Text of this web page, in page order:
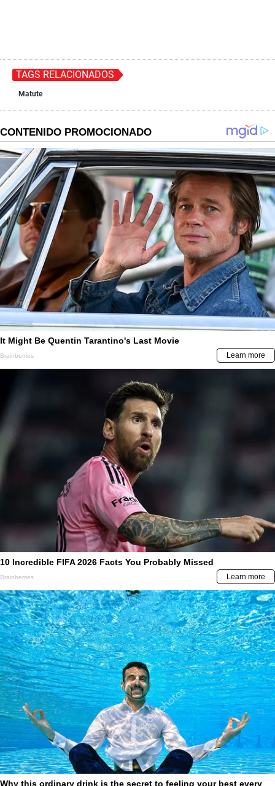
TAGS RELACIONADOS
Matute